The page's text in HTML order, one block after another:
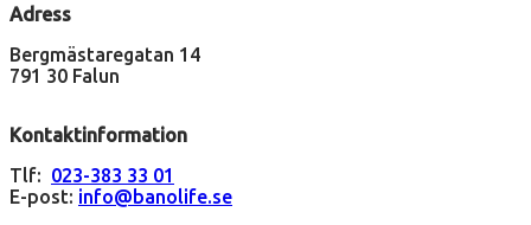
Adress
Bergmästaregatan 14
791 30 Falun
Kontaktinformation
Tlf: 023-383 33 01
E-post: info@banolife.se